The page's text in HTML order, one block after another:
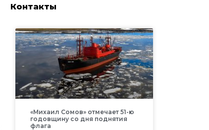
Контакты
«Михаил Сомов» отмечает 51-ю
годовщину со дня поднятия
флага